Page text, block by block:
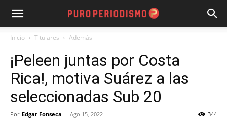
Inicio Titulares Además
¡Peleen juntas por Costa
Rica!, motiva Suárez a las
seleccionadas Sub 20
Por Edgar Fonseca - Ago 15, 2022 344